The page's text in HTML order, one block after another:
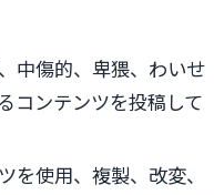
中傷的、卑猥、わいせ
コンテンツを投稿して
を使用、複製、改変、